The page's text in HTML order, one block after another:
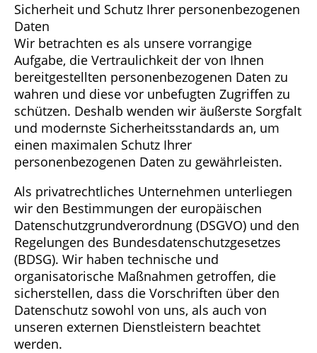
Sicherheit und Schutz Ihrer personenbezogenen
Daten
Wir betrachten es als unsere vorrangige
Aufgabe, die Vertraulichkeit der von Ihnen
bereitgestellten personenbezogenen Daten zu
wahren und diese vor unbefugten Zugriffen zu
schützen. Deshalb wenden wir äußerste Sorgfalt
und modernste Sicherheitsstandards an, um
einen maximalen Schutz Ihrer
personenbezogenen Daten zu gewährleisten.
Als privatrechtliches Unternehmen unterliegen
wir den Bestimmungen der europäischen
Datenschutzgrundverordnung (DSGVO) und den
Regelungen des Bundesdatenschutzgesetzes
(BDSG). Wir haben technische und
organisatorische Maßnahmen getroffen, die
sicherstellen, dass die Vorschriften über den
Datenschutz sowohl von uns, als auch von
unseren externen Dienstleistern beachtet
werden.